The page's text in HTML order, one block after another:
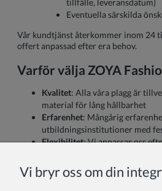
tillfälle, leveransdatum)
Eventuella särskilda
Vår kundtjänst återkommer inom 24
offert anpassad efter era behov.
Varför välja ZOYA
Kvalitet: Alla våra plagg är
material för lång hållbarhet
Erfarenhet: Mångårig
utbildningsinstitutioner med
Flexibilitet: Vi anpassar oss
: Hundratals
över hela Sverige
Vi bryr oss om din